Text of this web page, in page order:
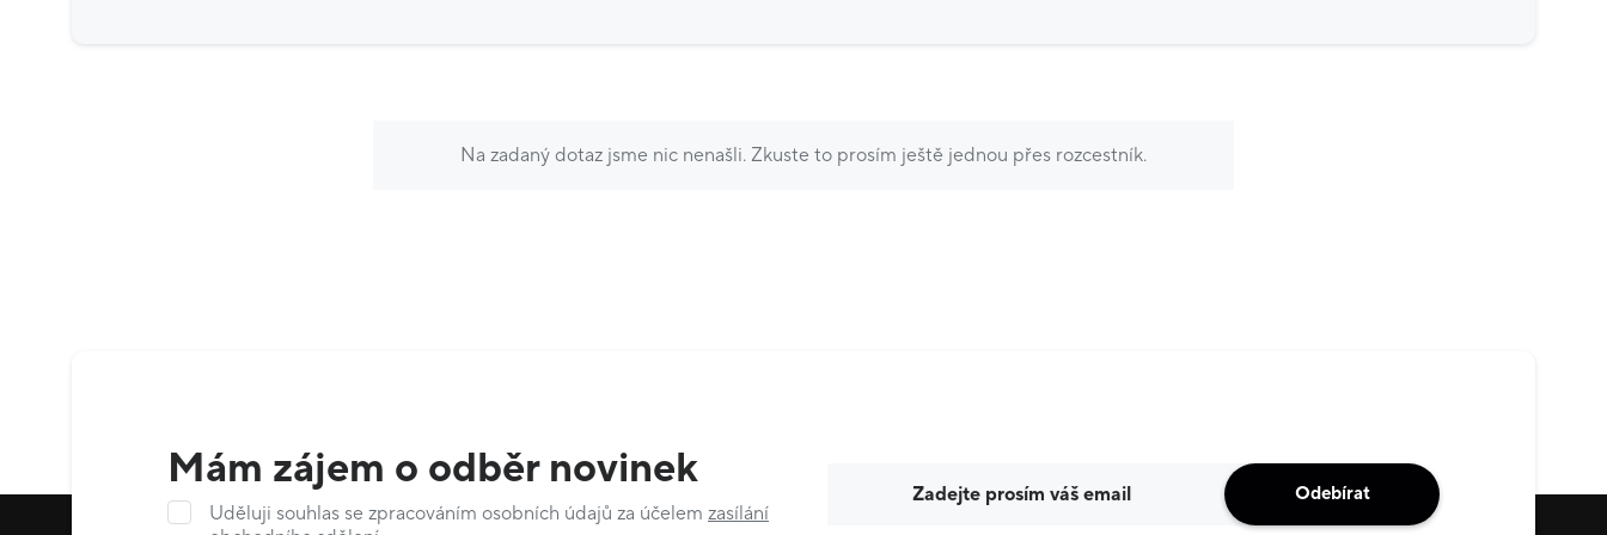
Na zadaný dotaz jsme nic nenašli. Zkuste to prosím ještě jednou přes rozcestník.
Mám zájem o odběr novinek
Uděluji souhlas se zpracováním osobních údajů za účelem zasílání
Odebírat